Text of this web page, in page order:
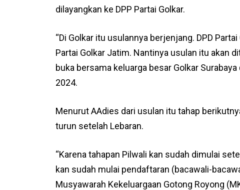
dilayangkan ke DPP Partai Golkar.
“Di Golkar itu usulannya berjenjang. DPD
Partai Golkar Jatim. Nantinya usulan itu akan
buka bersama keluarga besar Golkar
2024.
Menurut AAdies dari usulan itu tahap
turun setelah Lebaran.
“Karena tahapan Pilwali kan sudah dimulai
kan sudah mulai pendaftaran (bacawali-
Musyawarah Kekeluargaan Gotong Royong